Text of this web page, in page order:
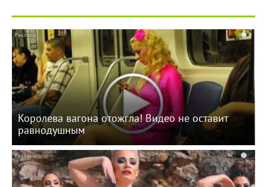
i
Королева вагона отожгла! Видео не оставит
равнодушным
i